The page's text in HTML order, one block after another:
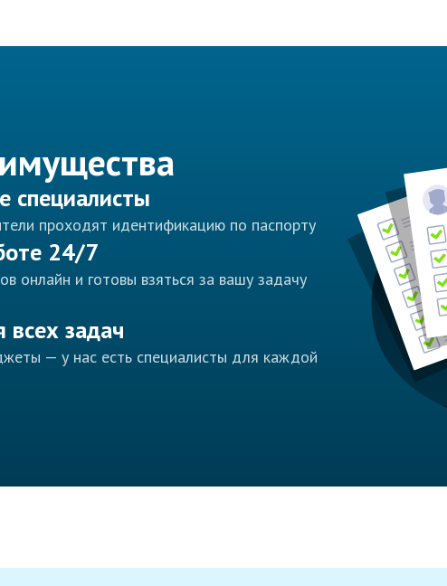
специалисты
проходят идентификацию по паспорту
24/7
онлайн и готовы взяться за вашу задачу
задач
— у нас есть специалисты для каждой